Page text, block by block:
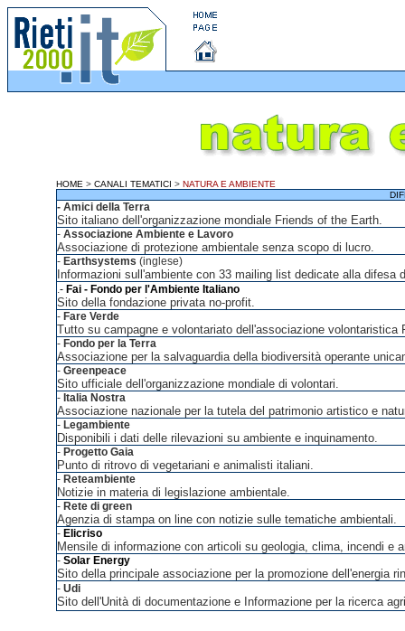
HOME > CANALI TEMATICI > NATURA E AMBIENTE
- Amici della Terra
Sito italiano dell'organizzazione mondiale Friends of the Earth.
- Associazione Ambiente e Lavoro
Associazione di protezione ambientale senza scopo di lucro.
- Earthsystems (inglese)
Informazioni sull'ambiente con 33 mailing list dedicate alla difesa
.- Fai - Fondo per l'Ambiente Italiano
Sito della fondazione privata no-profit.
- Fare Verde
Tutto su campagne e volontariato dell'associazione volontaristica
- Fondo per la Terra
Associazione per la salvaguardia della biodiversità operante
- Greenpeace
Sito ufficiale dell'organizzazione mondiale di volontari.
- Italia Nostra
Associazione nazionale per la tutela del patrimonio artistico e
- Legambiente
Disponibili i dati delle rilevazioni su ambiente e inquinamento.
- Progetto Gaia
Punto di ritrovo di vegetariani e animalisti italiani.
- Reteambiente
Notizie in materia di legislazione ambientale.
- Rete di green
Agenzia di stampa on line con notizie sulle tematiche ambientali.
- Elicriso
Mensile di informazione con articoli su geologia, clima, incendi e
- Solar Energy
Sito della principale associazione per la promozione dell'energia
- Udi
Sito dell'Unità di documentazione e Informazione per la ricerca